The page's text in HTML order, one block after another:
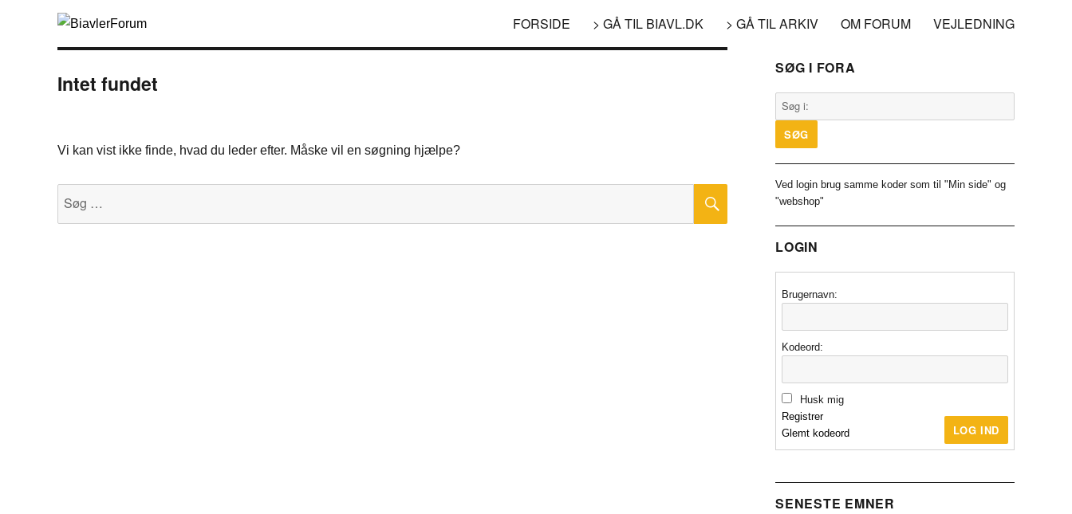
FORSIDE > GÅ TIL BIAVL.DK > GÅ TIL ARKIV OM FORUM VEJLEDNING
Intet fundet
Vi kan vist ikke finde, hvad du leder efter. Måske vil en søgning hjælpe?
SØG I FORA
Ved login brug samme koder som til "Min side" og
"webshop"
LOGIN
Brugernavn:
Kodeord:
Husk mig
LOG IND
Registrer
Glemt kodeord
SENESTE EMNER